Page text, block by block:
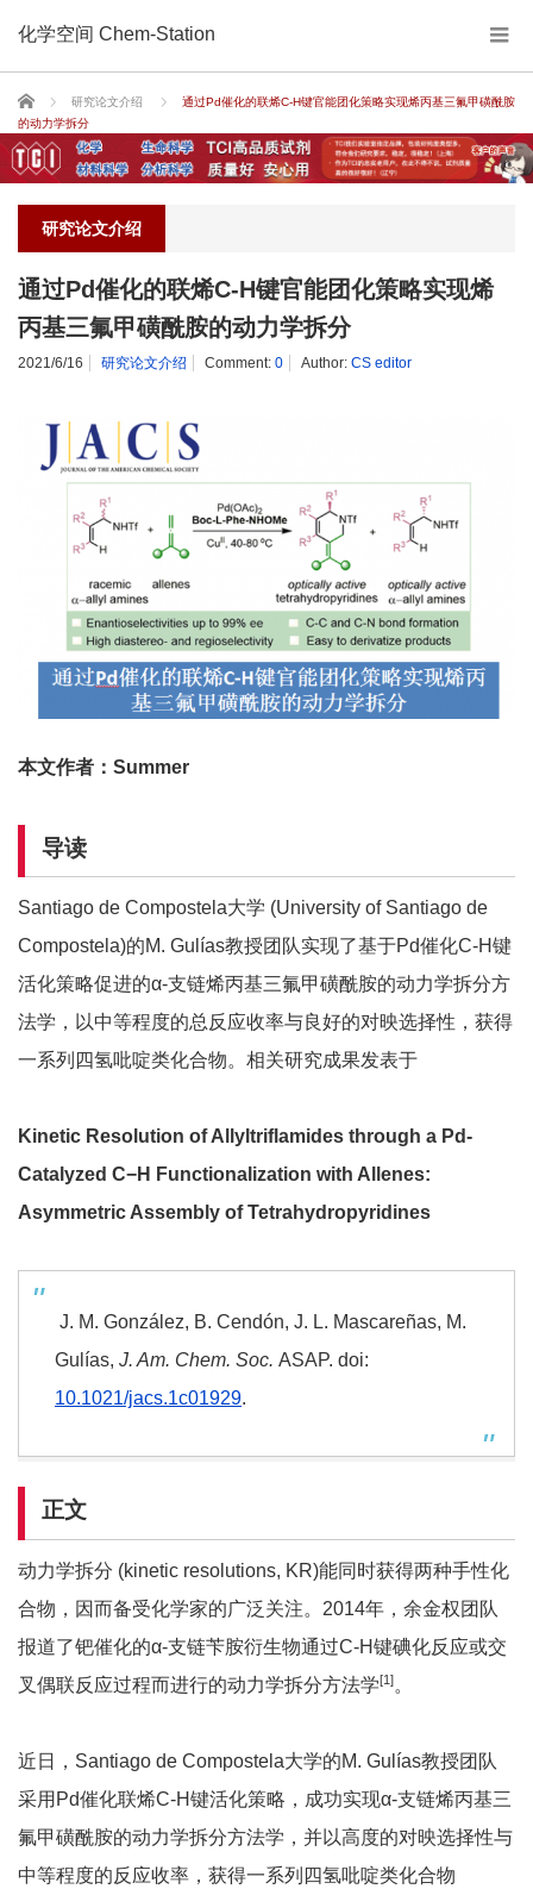
化学空间 Chem-Station
Home 研究论文介绍
通过Pd催化的联烯C-H键官能团化策略实现烯丙基三氟甲磺酰胺
的动力学拆分
研究论文介绍
通过Pd催化的联烯C-H键官能团化策略实现烯
丙基三氟甲磺酰胺的动力学拆分
2021/6/16 研究论文介绍 Comment: 0 Author: CS editor
本文作者：Summer
导读
Santiago de Compostela大学 (University of Santiago de
Compostela)的M. Gulías教授团队实现了基于Pd催化C-H键
活化策略促进的α-支链烯丙基三氟甲磺酰胺的动力学拆分方
法学，以中等程度的总反应收率与良好的对映选择性，获得
一系列四氢吡啶类化合物。相关研究成果发表于
Kinetic Resolution of Allyltriflamides through a Pd-
Catalyzed C−H Functionalization with Allenes:
Asymmetric Assembly of Tetrahydropyridines
J. M. González, B. Cendón, J. L. Mascareñas, M.
Gulías, J. Am. Chem. Soc. ASAP. doi:
10.1021/jacs.1c01929.
正文
动力学拆分 (kinetic resolutions, KR)能同时获得两种手性化
合物，因而备受化学家的广泛关注。2014年，余金权团队
报道了钯催化的α-支链苄胺衍生物通过C-H键碘化反应或交
叉偶联反应过程而进行的动力学拆分方法学[1]。
近日，Santiago de Compostela大学的M. Gulías教授团队
采用Pd催化联烯C-H键活化策略，成功实现α-支链烯丙基三
氟甲磺酰胺的动力学拆分方法学，并以高度的对映选择性与
中等程度的反应收率，获得一系列四氢吡啶类化合物